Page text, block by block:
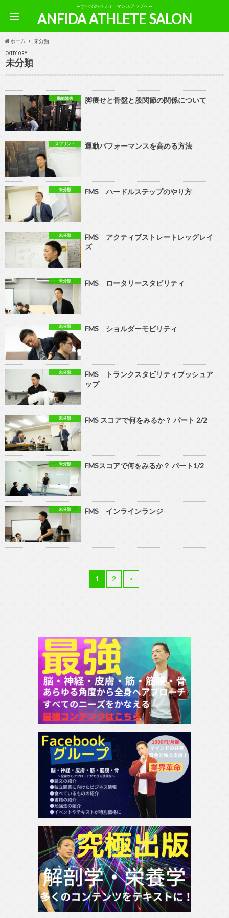
～すべてのパフォーマンスアップへ～
ANFIDA ATHLETE SALON
ホーム 未分類
CATEGORY
未分類
機能障害 脚痩せと骨盤と股関節の関係について
スプリント 運動パフォーマンスを高める方法
未分類 FMS ハードルステップのやり方
未分類
FMS アクティブストレートレッグレイ
ズ
未分類 FMS ロータリースタビリティ
未分類 FMS ショルダーモビリティ
未分類
FMS トランクスタビリティプッシュア
ップ
未分類 FMS スコアで何をみるか？ パート 2/2
未分類 FMSスコアで何をみるか？ パート1/2
未分類 FMS インラインランジ
1 2 >